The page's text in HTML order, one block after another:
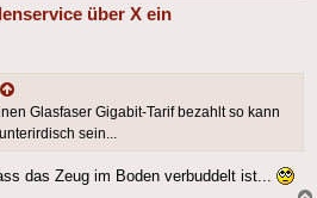
über X ein
Glasfaser Gigabit-Tarif bezahlt so kann
sein...
das Zeug im Boden verbuddelt ist...